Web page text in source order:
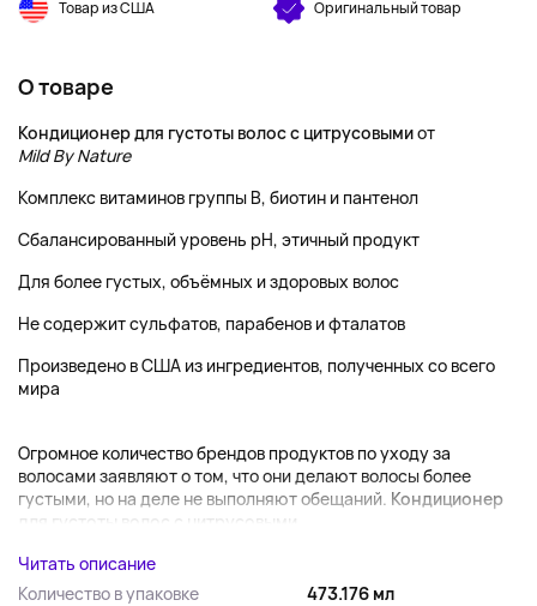
Товар из США Оригинальный товар
О товаре
Кондиционер для густоты волос с цитрусовымиот
Mild By Nature
Комплекс витаминов группы B, биотин и пантенол
Сбалансированный уровень pH, этичный продукт
Для более густых, объёмных и здоровых волос
Не содержит сульфатов, парабенов и фталатов
Произведено в США из ингредиентов, полученных со всего
мира
Огромное количество брендов продуктов по уходу за
волосами заявляют о том, что они делают волосы более
густыми, но на деле не выполняют обещаний. Кондиционер
для густоты волос с цитрусовыми...
Читать описание
Количество в упаковке
473.176 мл